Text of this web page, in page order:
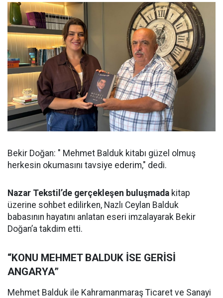
Bekir Doğan: " Mehmet Balduk kitabı güzel olmuş
herkesin okumasını tavsiye ederim," dedi.
Nazar Tekstil’de gerçekleşen buluşmada kitap
üzerine sohbet edilirken, Nazlı Ceylan Balduk
babasının hayatını anlatan eseri imzalayarak Bekir
Doğan’a takdim etti.
“KONU MEHMET BALDUK İSE GERİSİ
ANGARYA”
Mehmet Balduk ile Kahramanmaraş Ticaret ve Sanayi